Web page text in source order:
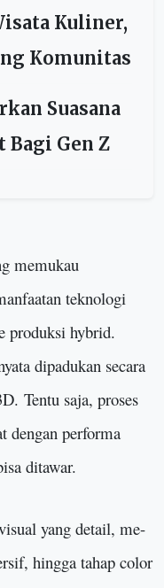
Kuliner,
Komunitas
Suasana
Bagi Gen Z
memukau
teknologi
produksi hybrid.
dipadukan secara
. Tentu saja, proses
dengan performa
ditawar.
yang detail, me-
hingga tahap color